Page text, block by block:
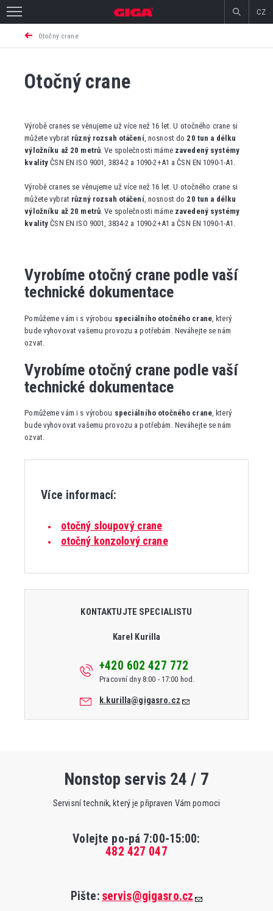
CZ
Otočný crane
Otočný crane
Výrobě cranes se věnujeme už více než 16 let. U otočného crane si
můžete vybrat různý rozsah otáčení, nosnost do 20 tun a délku
výložníku až 20 metrů. Ve společnosti máme zavedený systémy
kvality ČSN EN ISO 9001, 3834-2 a 1090-2+A1 a ČSN EN 1090-1-A1.
Výrobě cranes se věnujeme už více než 16 let. U otočného crane si
můžete vybrat různý rozsah otáčení, nosnost do 20 tun a délku
výložníku až 20 metrů. Ve společnosti máme zavedený systémy
kvality ČSN EN ISO 9001, 3834-2 a 1090-2+A1 a ČSN EN 1090-1-A1.
Vyrobíme otočný crane podle vaší
technické dokumentace
Pomůžeme vám i s výrobou speciálního otočného crane, který
bude vyhovovat vašemu provozu a potřebám. Neváhejte se nám
ozvat.
Vyrobíme otočný crane podle vaší
technické dokumentace
Pomůžeme vám i s výrobou speciálního otočného crane, který
bude vyhovovat vašemu provozu a potřebám. Neváhejte se nám
ozvat.
Více informací:
otočný sloupový crane
otočný konzolový crane
KONTAKTUJTE SPECIALISTU
Karel Kurilla
+420 602 427 772
Pracovní dny 8:00 - 17:00 hod.
k.kurilla@gigasro.cz
Nonstop servis 24 / 7
Servisní technik, který je připraven Vám pomoci
Volejte po-pá 7:00-15:00:
482 427 047
Pište: servis@gigasro.cz